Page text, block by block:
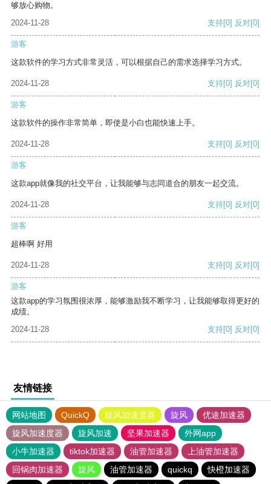
够放心购物。
2024-11-28
支持[0] 反对[0]
游客
这款软件的学习方式非常灵活，可以根据自己的需求选择学习方式。
2024-11-28 支持[0] 反对[0]
游客
这款软件的操作非常简单，即使是小白也能快速上手。
2024-11-28 支持[0] 反对[0]
游客
这款app就像我的社交平台，让我能够与志同道合的朋友一起交流。
2024-11-28 支持[0] 反对[0]
游客
超棒啊 好用
2024-11-28 支持[0] 反对[0]
游客
这款app的学习氛围很浓厚，能够激励我不断学习，让我能够取得更好的
成绩。
2024-11-28
支持[0] 反对[0]
友情链接
网站地图 QuickQ 旋风加速度器 旋风
优途加速器
旋风加速度器
旋风加速 坚果加速器
外网app
小牛加速器
tiktok加速器 油管加速器
上油管加速器
回锅肉加速器
旋风 油管加速器 quickq
快橙加速器